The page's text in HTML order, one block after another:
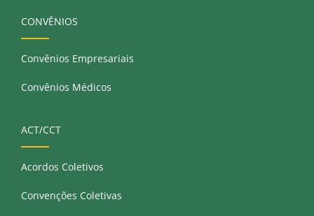
CONVÊNIOS
Convênios Empresariais
Convênios Médicos
ACT/CCT
Acordos Coletivos
Convenções Coletivas